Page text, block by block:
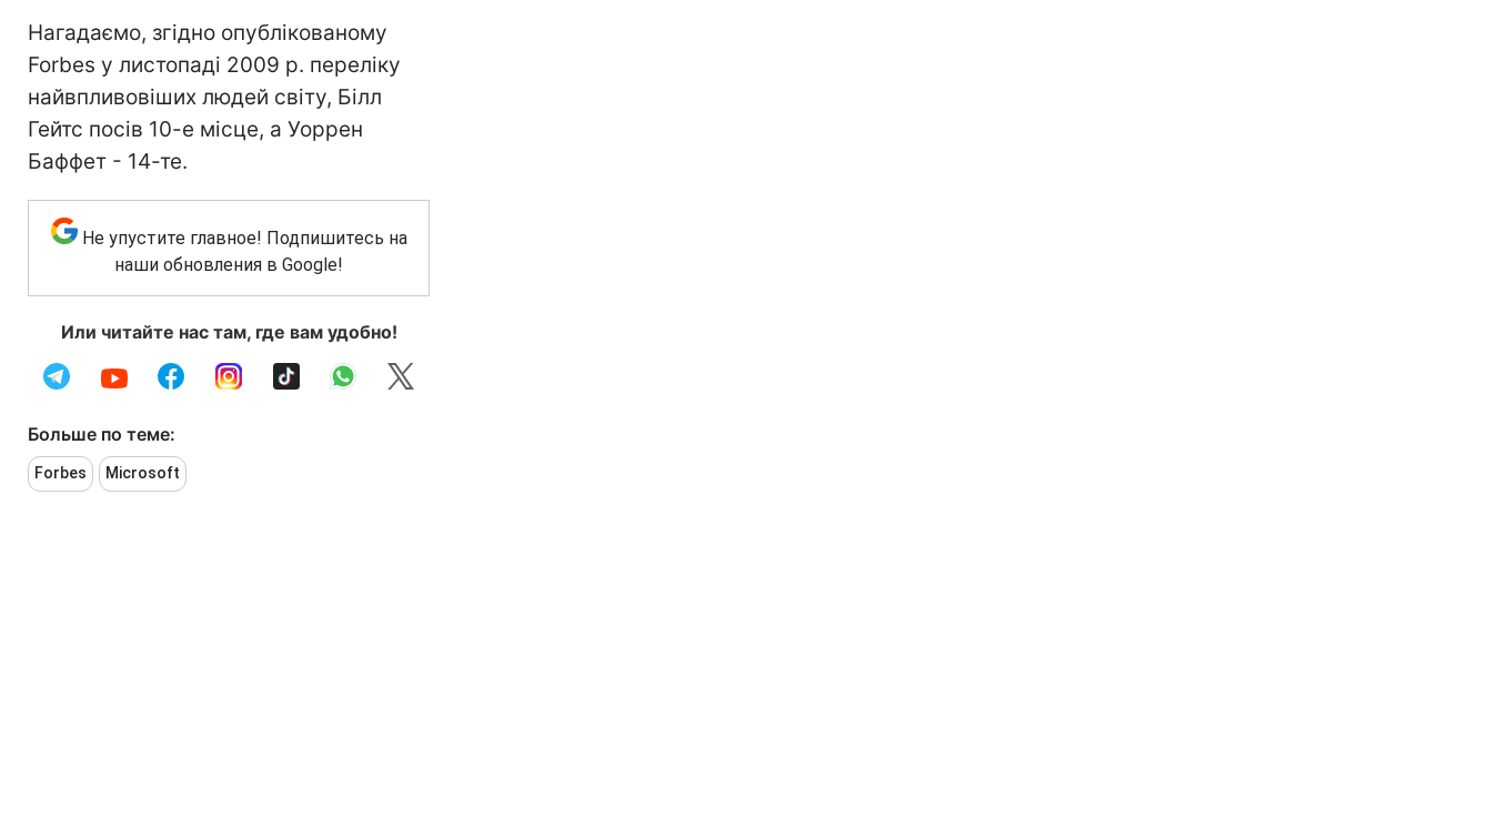
Нагадаємо, згідно опублікованому
Forbes у листопаді 2009 р. переліку
найвпливовіших людей світу, Білл
Гейтс посів 10-е місце, а Уоррен
Баффет - 14-те.
Не упустите главное! Подпишитесь на
наши обновления в Google!
Или читайте нас там, где вам удобно!
Больше по теме:
Forbes Microsoft